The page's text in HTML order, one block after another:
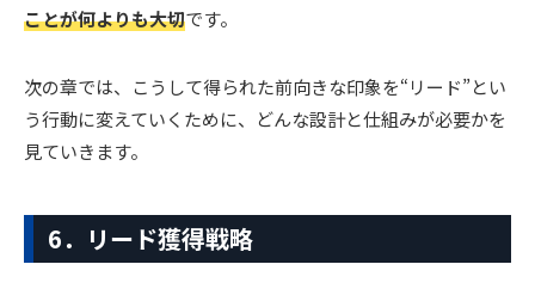
ことが何よりも大切です。
次の章では、こうして得られた前向きな印象を“リード”とい
う行動に変えていくために、どんな設計と仕組みが必要かを
見ていきます。
6．リード獲得戦略